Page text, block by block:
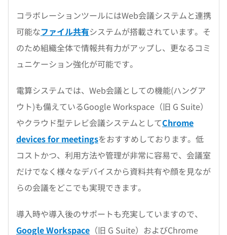
コラボレーションツールにはWeb会議システムと連携
可能なファイル共有システムが搭載されています。そ
のため組織全体で情報共有力がアップし、更なるコミ
ュニケーション強化が可能です。
電算システムでは、Web会議としての機能(ハングア
ウト)も備えているGoogle Workspace（旧 G Suite）
やクラウド型テレビ会議システムとしてChrome
devices for meetingsをおすすめしております。低
コストかつ、利用方法や管理が非常に容易で、会議室
だけでなく様々なデバイスから資料共有や顔を見なが
らの会議をどこでも実現できます。
導入時や導入後のサポートも充実していますので、
Google Workspace （旧 G Suite）およびChrome